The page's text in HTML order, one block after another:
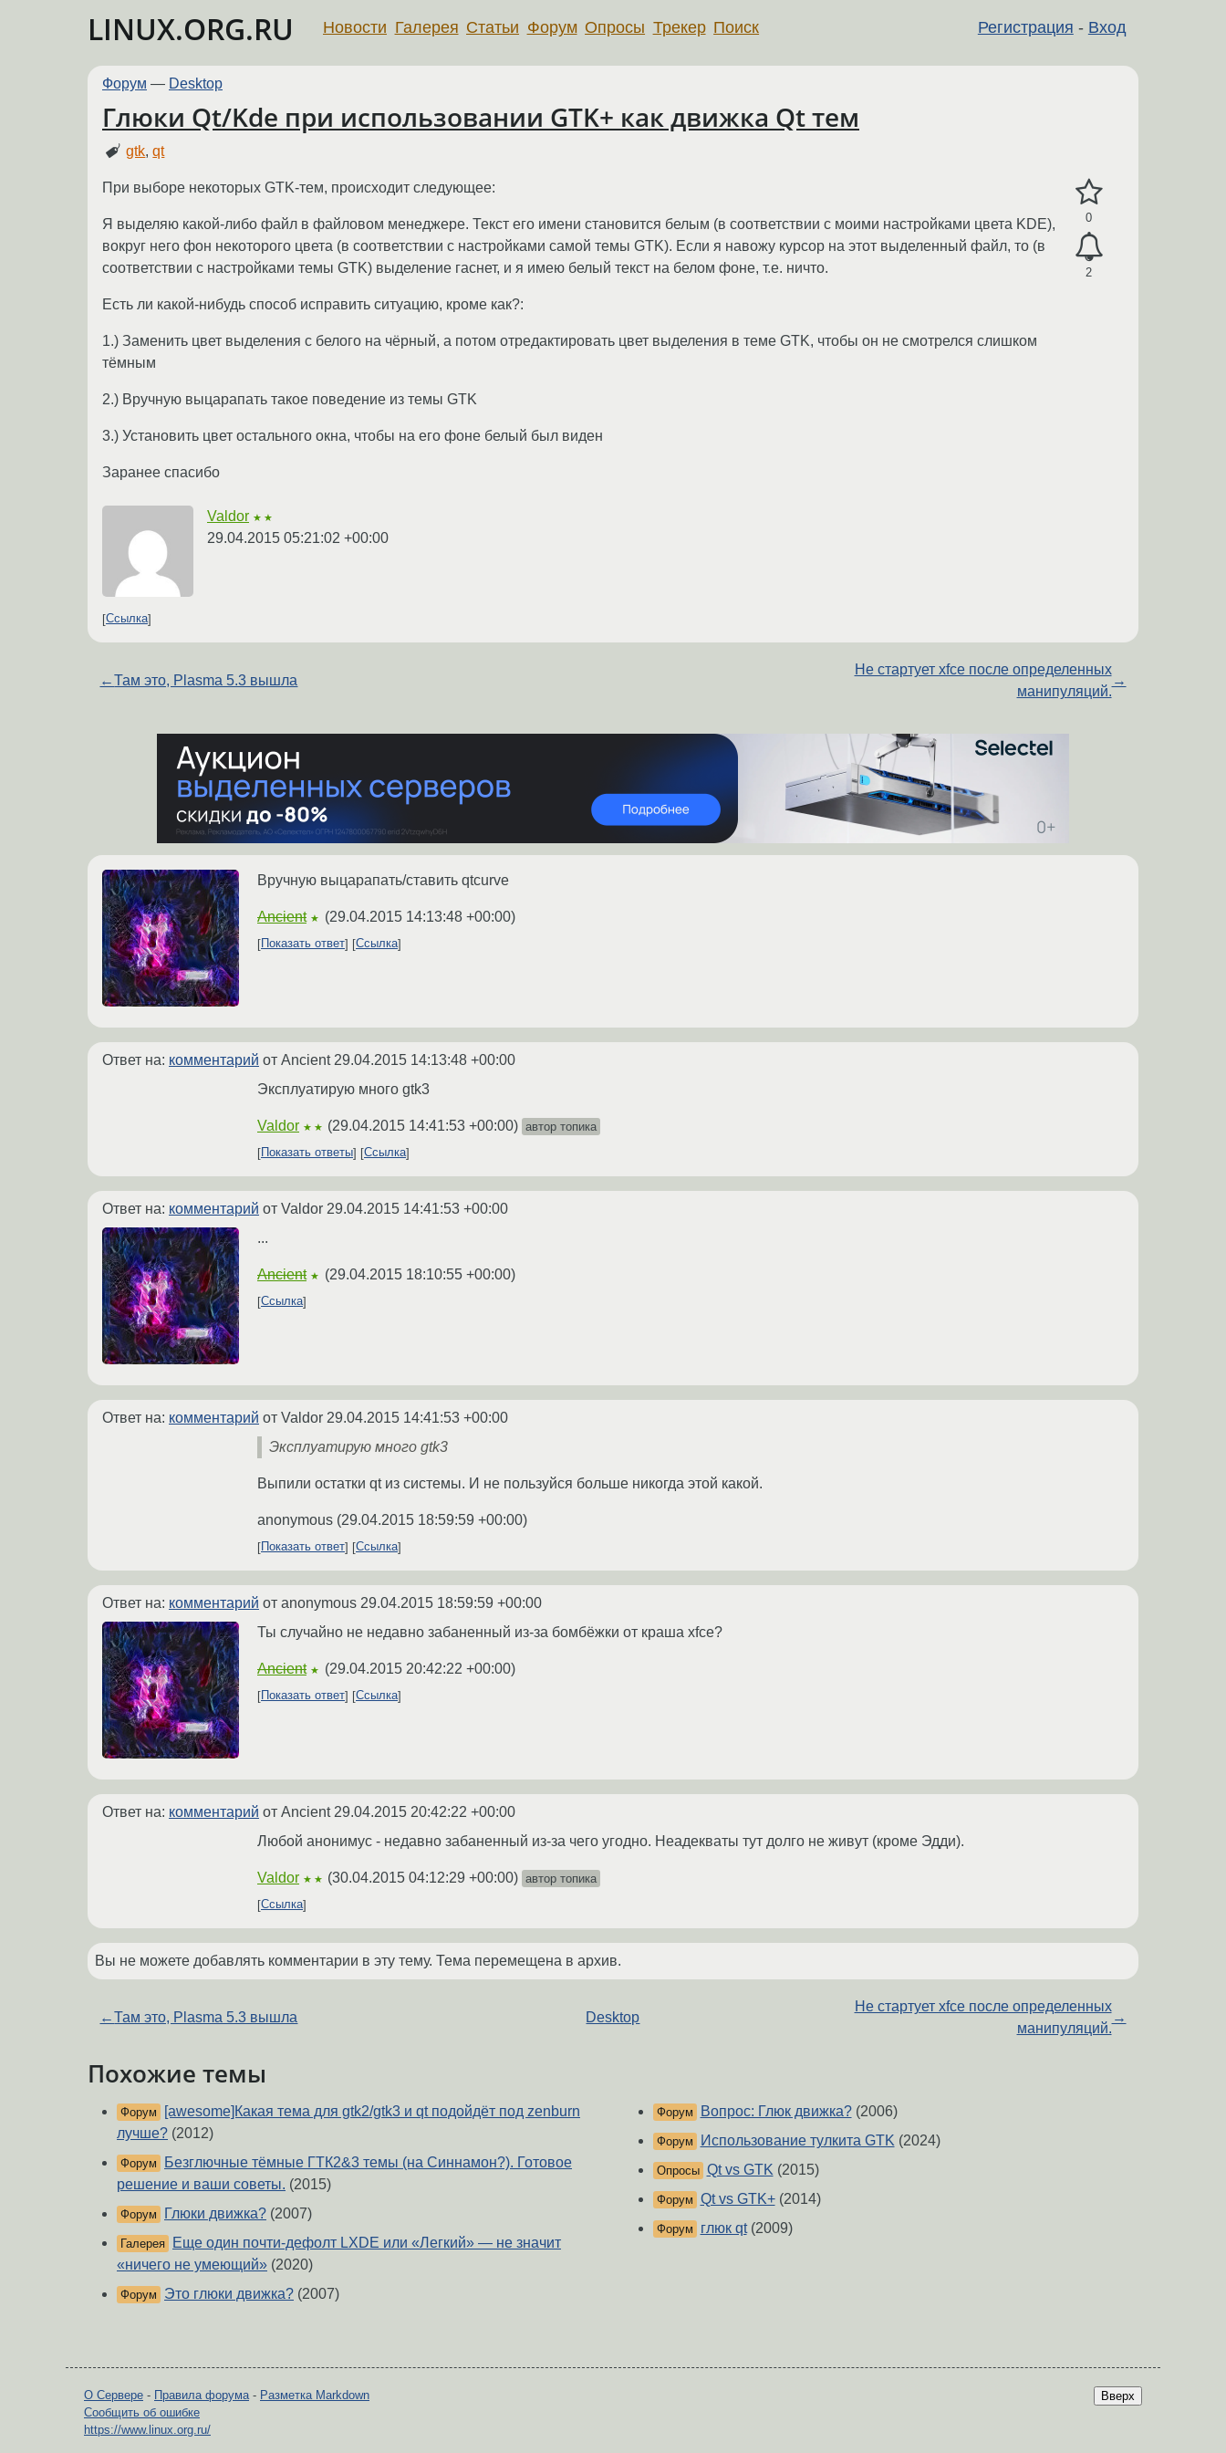
LINUX.ORG.RU Регистрация - Вход
Новости Галерея Статьи Форум Опросы Трекер Поиск
Форум — Desktop
Глюки Qt/Kde при использовании GTK+ как движка Qt тем
gtk,qt
0
2
При выборе некоторых GTK-тем, происходит следующее:
Я выделяю какой-либо файл в файловом менеджере. Текст его имени становится белым (в соответствии с моими настройками цвета KDE),
вокруг него фон некоторого цвета (в соответствии с настройками самой темы GTK). Если я навожу курсор на этот выделенный файл, то (в
соответствии с настройками темы GTK) выделение гаснет, и я имею белый текст на белом фоне, т.е. ничто.
Есть ли какой-нибудь способ исправить ситуацию, кроме как?:
1.) Заменить цвет выделения с белого на чёрный, а потом отредактировать цвет выделения в теме GTK, чтобы он не смотрелся слишком
тёмным
2.) Вручную выцарапать такое поведение из темы GTK
3.) Установить цвет остального окна, чтобы на его фоне белый был виден
Заранее спасибо
Valdor ★★
29.04.2015 05:21:02 +00:00
Ссылка
←Там это, Plasma 5.3 вышла
Не стартует xfce после определенных
манипуляций.
→
Вручную выцарапать/ставить qtcurve
Ancient ★ (29.04.2015 14:13:48 +00:00)
Показать ответ Ссылка
Ответ на: комментарий от Ancient 29.04.2015 14:13:48 +00:00
Эксплуатирую много gtk3
Valdor ★★ (29.04.2015 14:41:53 +00:00) автор топика
Показать ответы
Ссылка
Ответ на: комментарий от Valdor 29.04.2015 14:41:53 +00:00
...
Ancient ★ (29.04.2015 18:10:55 +00:00)
Ссылка
Ответ на: комментарий от Valdor 29.04.2015 14:41:53 +00:00
Эксплуатирую много gtk3
Выпили остатки qt из системы. И не пользуйся больше никогда этой какой.
anonymous (29.04.2015 18:59:59 +00:00)
Показать ответ Ссылка
Ответ на: комментарий от anonymous 29.04.2015 18:59:59 +00:00
Ты случайно не недавно забаненный из-за бомбёжки от краша xfce?
Ancient ★ (29.04.2015 20:42:22 +00:00)
Показать ответ Ссылка
Ответ на: комментарий от Ancient 29.04.2015 20:42:22 +00:00
Любой анонимус - недавно забаненный из-за чего угодно. Неадекваты тут долго не живут (кроме Эдди).
Valdor ★★ (30.04.2015 04:12:29 +00:00) автор топика
Ссылка
Вы не можете добавлять комментарии в эту тему. Тема перемещена в архив.
←Там это, Plasma 5.3 вышла Desktop
Не стартует xfce после определенных
манипуляций.
→
Похожие темы
Форум
[awesome]Какая тема для gtk2/gtk3 и qt подойдёт под zenburn
лучше? (2012)
Форум
Безглючные тёмные ГТК2&3 темы (на Синнамон?). Готовое
решение и ваши советы. (2015)
Форум Глюки движка? (2007)
Галерея
Еще один почти-дефолт LXDE или «Легкий» — не значит
«ничего не умеющий» (2020)
Форум Это глюки движка? (2007)
Форум Вопрос: Глюк движка?(2006)
Форум Использование тулкита GTK(2024)
Опросы Qt vs GTK(2015)
Форум Qt vs GTK+(2014)
Форум глюк qt(2009)
Вверх
О Сервере - Правила форума- Разметка Markdown
Сообщить об ошибке
https://www.linux.org.ru/